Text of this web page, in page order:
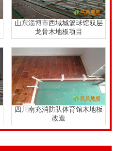
山东淄博市西域城篮球馆双层
龙骨木地板项目
四川南充消防队体育馆木地板
改造